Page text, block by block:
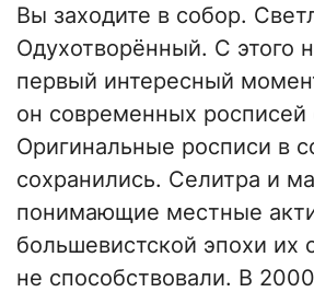
Вы заходите в собор.
Одухотворённый. С этого
первый интересный
он современных росписей
Оригинальные росписи в
сохранились. Селитра и
понимающие местные
большевистской эпохи их
не способствовали. В